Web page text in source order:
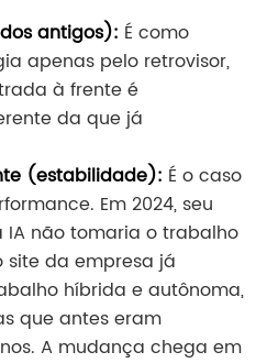
antigos): É como
apenas pelo retrovisor,
à frente é
da que já
(estabilidade): É o caso
Em 2024, seu
IA não tomaria o trabalho
site da empresa já
híbrida e autônoma,
que antes eram
A mudança chega em